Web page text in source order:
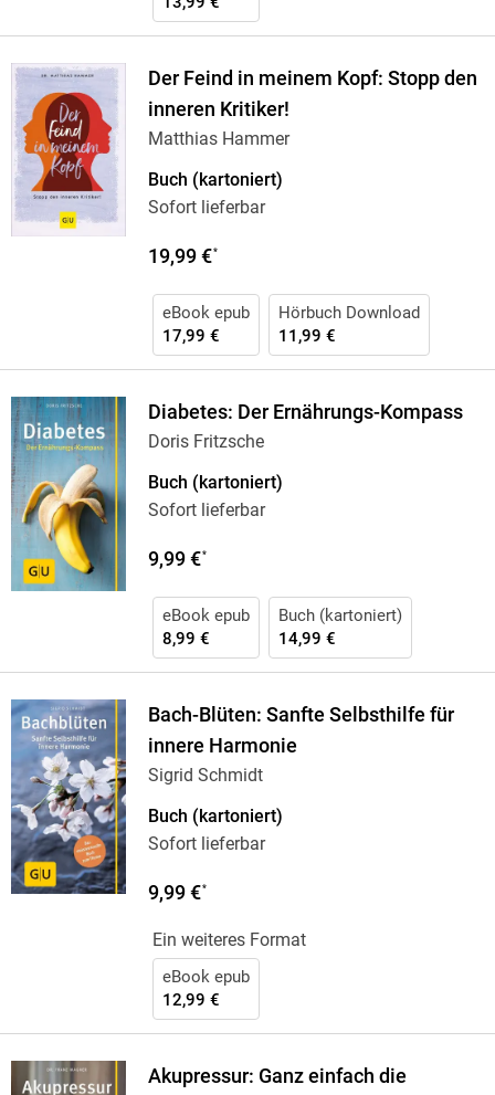
Der Feind in meinem Kopf: Stopp den
inneren Kritiker!
Matthias Hammer
Buch (kartoniert)
Sofort lieferbar
19,99 €*
eBook epub
17,99 €
Hörbuch Download
11,99 €
Diabetes: Der Ernährungs-Kompass
Doris Fritzsche
Buch (kartoniert)
Sofort lieferbar
9,99 €*
eBook epub
8,99 €
Buch (kartoniert)
14,99 €
Bach-Blüten: Sanfte Selbsthilfe für
innere Harmonie
Sigrid Schmidt
Buch (kartoniert)
Sofort lieferbar
9,99 €*
Ein weiteres Format
eBook epub
12,99 €
Akupressur: Ganz einfach die